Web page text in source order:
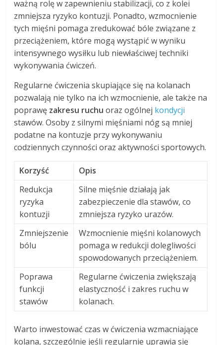
ważną rolę w zapewnieniu stabilizacji, co z kolei
zmniejsza ryzyko kontuzji. Ponadto, wzmocnienie
tych mięśni pomaga zredukować bóle związane z
przeciążeniem, które mogą wystąpić w wyniku
intensywnego wysiłku lub niewłaściwej techniki
wykonywania ćwiczeń.
Regularne ćwiczenia skupiające się na kolanach
pozwalają nie tylko na ich wzmocnienie, ale także na
poprawę zakresu ruchu oraz ogólnej kondycji
stawów. Osoby z silnymi mięśniami nóg są mniej
podatne na kontuzje przy wykonywaniu
codziennych czynności oraz aktywności sportowych.
Korzyść
Opis
Redukcja
ryzyka
kontuzji
Silne mięśnie działają jak
zabezpieczenie dla stawów, co
zmniejsza ryzyko urazów.
Zmniejszenie
bólu
Wzmocnienie mięśni kolanowych
pomaga w redukcji dolegliwości
spowodowanych przeciążeniem.
Poprawa
funkcji
stawów
Regularne ćwiczenia zwiększają
elastyczność i zakres ruchu w
kolanach.
Warto inwestować czas w ćwiczenia wzmacniające
kolana, szczególnie jeśli regularnie uprawia się